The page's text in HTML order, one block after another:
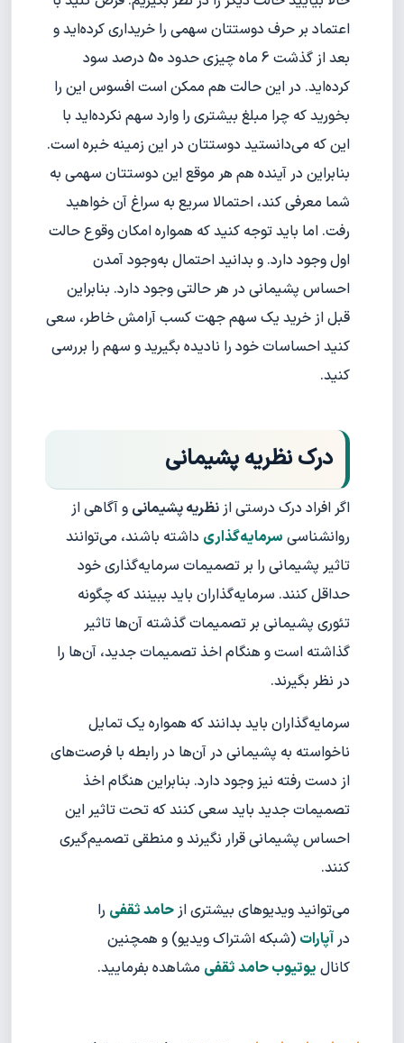
اعتماد بر حرف دوستتان سهمی را خریداری کرده‌اید و
بعد از گذشت 6 ماه چیزی حدود 50 درصد سود
کرده‌اید. در این حالت هم ممکن است افسوس این را
بخورید که چرا مبلغ بیشتری را وارد سهم نکرده‌اید با
این که می‌دانستید دوستتان در این زمینه خبره است.
بنابراین در آینده هم هر موقع این دوستتان سهمی به
شما معرفی کند، احتمالا سریع به سراغ آن خواهید
رفت. اما باید توجه کنید که همواره امکان وقوع حالت
اول وجود دارد. و بدانید احتمال به‌وجود آمدن
احساس پشیمانی در هر حالتی وجود دارد. بنابراین
قبل از خرید یک سهم جهت کسب آرامش خاطر، سعی
کنید احساسات خود را نادیده بگیرید و سهم را بررسی
کنید.
درک نظریه پشیمانی
اگر افراد درک درستی ازنظریه پشیمانی و آگاهی از
روانشناسی سرمایه‌گذاری داشته باشند، می‌توانند
تاثیر پشیمانی را بر تصمیمات سرمایه‌گذاری خود
حداقل کنند. سرمایه‌گذاران باید ببینند که چگونه
تئوری پشیمانی بر تصمیمات گذشته آن‌ها تاثیر
گذاشته است و هنگام اخذ تصمیمات جدید، آن‌ها را
در نظر بگیرند.
سرمایه‌گذاران باید بدانند که همواره یک تمایل
ناخواسته به پشیمانی در آن‌ها در رابطه با فرصت‌های
از دست رفته نیز وجود دارد. بنابراین هنگام اخذ
تصمیمات جدید باید سعی کنند که تحت تاثیر این
احساس پشیمانی قرار نگیرند و منطقی تصمیم‌گیری
کنند.
می‌توانید ویدیوهای بیشتری ازحامد ثقفی را
درآپارات (شبکه اشتراک ویدیو) و همچنین
کانال یوتیوب حامد ثقفی مشاهده بفرمایید.